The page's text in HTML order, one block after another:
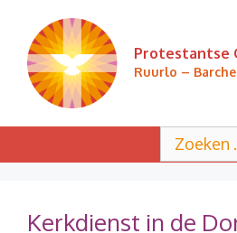
inhoud
Protestantse
Ruurlo –
naar:
Kerkdienst in de